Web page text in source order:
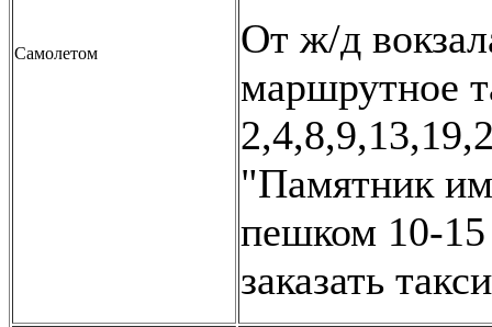
Самолетом
От ж/д
маршрутное
"Памятник
пешком 10-
заказать